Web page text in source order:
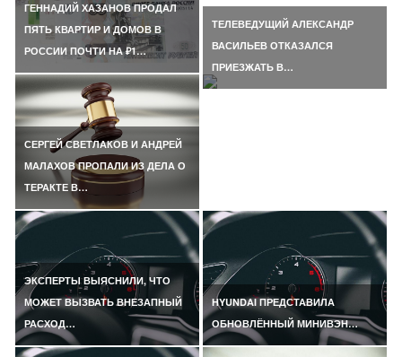
ГЕННАДИЙ ХАЗАНОВ ПРОДАЛ
ПЯТЬ КВАРТИР И ДОМОВ В
РОССИИ ПОЧТИ НА ₽1…
СЕРГЕЙ СВЕТЛАКОВ И АНДРЕЙ
МАЛАХОВ ПРОПАЛИ ИЗ ДЕЛА О
ТЕРАКТЕ В…
ТЕЛЕВЕДУЩИЙ АЛЕКСАНДР
ВАСИЛЬЕВ ОТКАЗАЛСЯ
ПРИЕЗЖАТЬ В…
ЭКСПЕРТЫ ВЫЯСНИЛИ, ЧТО
МОЖЕТ ВЫЗВАТЬ ВНЕЗАПНЫЙ
РАСХОД…
HYUNDAI ПРЕДСТАВИЛА
ОБНОВЛЁННЫЙ МИНИВЭН…